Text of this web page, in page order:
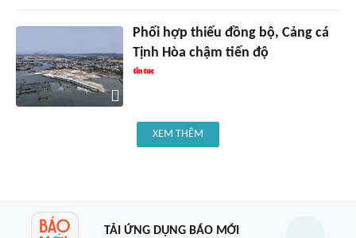
Phối hợp thiếu đồng bộ, Cảng cá
Tịnh Hòa chậm tiến độ
XEM THÊM
TẢI ỨNG DỤNG BÁO MỚI